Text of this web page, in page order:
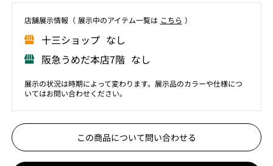
店舗展⽰情報（ 展⽰中のアイテム⼀覧は こちら ）
⼗三ショップ なし
阪急うめだ本店7階 なし
展示の状況は時期によって変わります。展示品のカラーや仕様につ
いてはお問い合わせください。
この商品について問い合わせる